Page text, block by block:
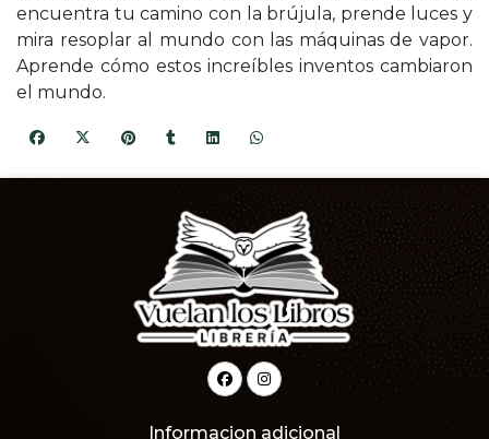
encuentra tu camino con la brújula, prende luces y
mira resoplar al mundo con las máquinas de vapor.
Aprende cómo estos increíbles inventos cambiaron
el mundo.
Informacion adicional